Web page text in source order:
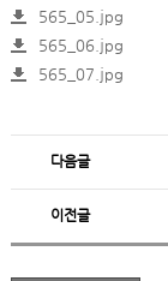
565_05.jpg
565_06.jpg
565_07.jpg
다음글
이전글